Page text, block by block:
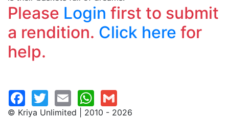
Please Login first to submit
a rendition. Click here for
help.
© Kriya Unlimited | 2010 - 2026